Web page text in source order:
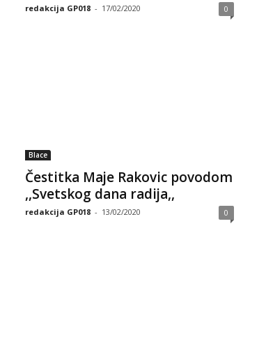
redakcija GP018 - 17/02/2020 0
Blace
Čestitka Maje Rakovic povodom
,,Svetskog dana radija,,
redakcija GP018 - 13/02/2020 0